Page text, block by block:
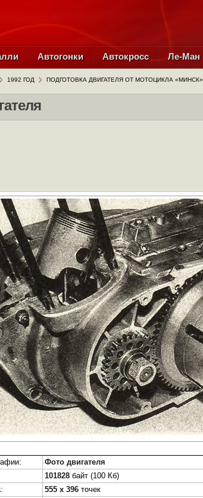
Автогонки Автокросс Ле-Ман
1992 ГОД ПОДГОТОВКА ДВИГАТЕЛЯ ОТ МОТОЦИКЛА «МИНСК»
Фото двигателя
101828 байт (100 Кб)
555 x 396 точек